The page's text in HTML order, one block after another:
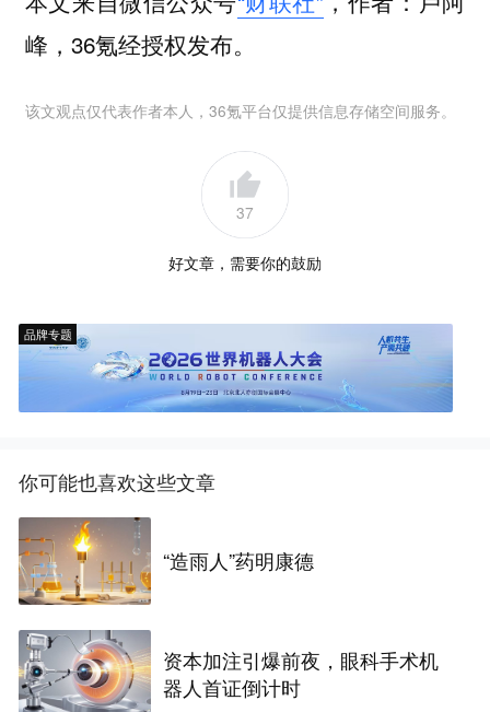
峰，36氪经授权发布。
该文观点仅代表作者本人，36氪平台仅提供信息存储空间服务。
37
好文章，需要你的鼓励
品牌专题
你可能也喜欢这些文章
“造雨人”药明康德
资本加注引爆前夜，眼科手术机
器人首证倒计时